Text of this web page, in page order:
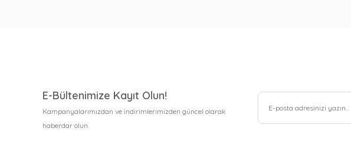
E-Bültenimize Kayıt Olun!
Kampanyalarımızdan ve indirimlerimizden güncel olarak
haberdar olun.